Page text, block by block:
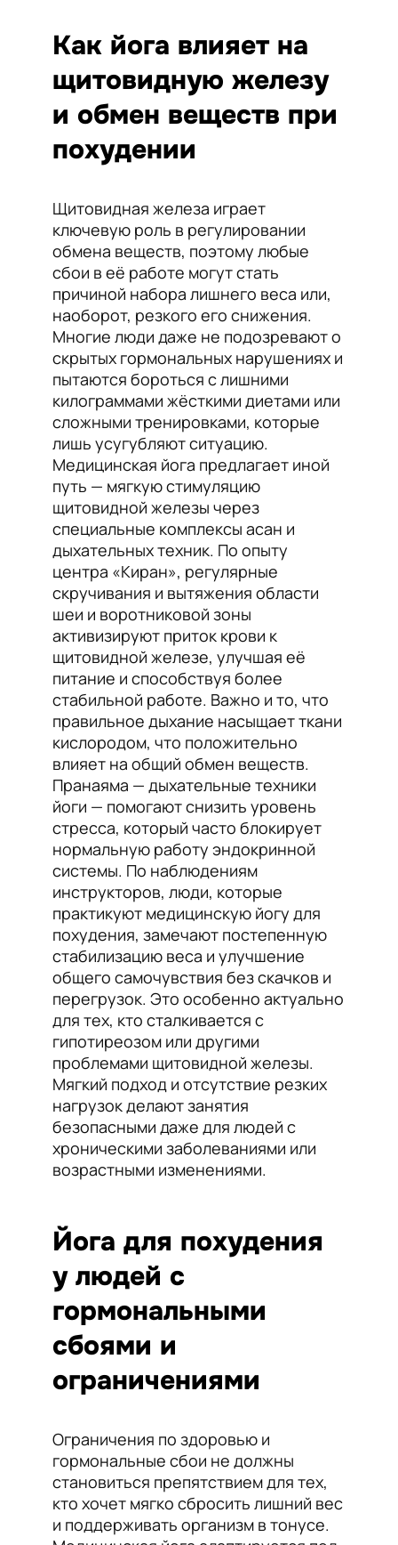
Как йога влияет на
щитовидную железу
и обмен веществ при
похудении
Щитовидная железа играет
ключевую роль в регулировании
обмена веществ, поэтому любые
сбои в её работе могут стать
причиной набора лишнего веса или,
наоборот, резкого его снижения.
Многие люди даже не подозревают о
скрытых гормональных нарушениях и
пытаются бороться с лишними
килограммами жёсткими диетами или
сложными тренировками, которые
лишь усугубляют ситуацию.
Медицинская йога предлагает иной
путь — мягкую стимуляцию
щитовидной железы через
специальные комплексы асан и
дыхательных техник. По опыту
центра «Киран», регулярные
скручивания и вытяжения области
шеи и воротниковой зоны
активизируют приток крови к
щитовидной железе, улучшая её
питание и способствуя более
стабильной работе. Важно и то, что
правильное дыхание насыщает ткани
кислородом, что положительно
влияет на общий обмен веществ.
Пранаяма — дыхательные техники
йоги — помогают снизить уровень
стресса, который часто блокирует
нормальную работу эндокринной
системы. По наблюдениям
инструкторов, люди, которые
практикуют медицинскую йогу для
похудения, замечают постепенную
стабилизацию веса и улучшение
общего самочувствия без скачков и
перегрузок. Это особенно актуально
для тех, кто сталкивается с
гипотиреозом или другими
проблемами щитовидной железы.
Мягкий подход и отсутствие резких
нагрузок делают занятия
безопасными даже для людей с
хроническими заболеваниями или
возрастными изменениями.
Йога для похудения
у людей с
гормональными
сбоями и
ограничениями
Ограничения по здоровью и
гормональные сбои не должны
становиться препятствием для тех,
кто хочет мягко сбросить лишний вес
и поддерживать организм в тонусе.